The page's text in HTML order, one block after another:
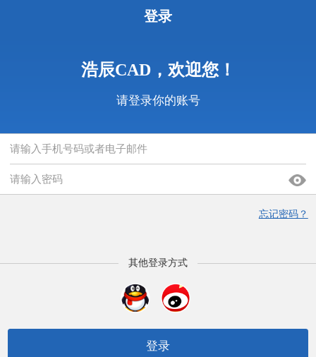
登录
浩辰CAD，欢迎您！
请登录你的账号
忘记密码？
其他登录方式
登录